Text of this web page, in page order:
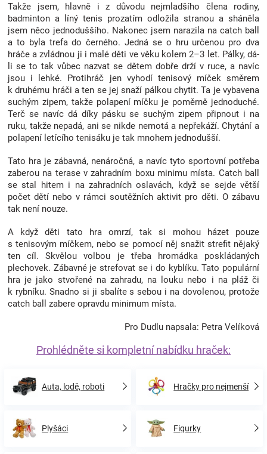
oblečení
Novinky
Značky
Blog
Hračkářství
Přihlášení
Takže jsem, hlavně i z důvodu nejmladšího člena rodiny,
badminton a líný tenis prozatím odložila stranou a sháněla
jsem něco jednoduššího. Nakonec jsem narazila na catch ball
a to byla trefa do černého. Jedná se o hru určenou pro dva
hráče a zvládnou ji i malé děti ve věku kolem 2–3 let. Pálky, dá-
li se to tak vůbec nazvat se dětem dobře drží v ruce, a navíc
jsou i lehké. Protihráč jen vyhodí tenisový míček směrem
k druhému hráči a ten se jej snaží pálkou chytit. Ta je vybavena
suchým zipem, takže polapení míčku je poměrně jednoduché.
Terč se navíc dá díky pásku se suchým zipem připnout i na
ruku, takže nepadá, ani se nikde nemotá a nepřekáží. Chytání a
polapení letícího tenisáku je tak mnohem jednodušší.
Tato hra je zábavná, nenáročná, a navíc tyto sportovní potřeba
zaberou na terase v zahradním boxu minimu místa. Catch ball
se stal hitem i na zahradních oslavách, když se sejde větší
počet dětí nebo v rámci soutěžních aktivit pro děti. O zábavu
tak není nouze.
A když děti tato hra omrzí, tak si mohou házet pouze
s tenisovým míčkem, nebo se pomocí něj snažit strefit nějaký
ten cíl. Skvělou volbou je třeba hromádka poskládaných
plechovek. Zábavné je strefovat se i do kyblíku. Tato populární
hra je jako stvořené na zahradu, na louku nebo i na pláž či
k rybníku. Snadno si ji sbalíte s sebou i na dovolenou, protože
catch ball zabere opravdu minimum místa.
Pro Dudlu napsala: Petra Velíková
Prohlédněte si kompletní nabídku hraček:
Auta, lodě, roboti Hračky pro nejmenší
Plyšáci Figurky